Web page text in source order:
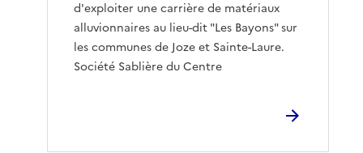
d'exploiter une carrière de matériaux
alluvionnaires au lieu-dit "Les Bayons" sur
les communes de Joze et Sainte-Laure.
Société Sablière du Centre